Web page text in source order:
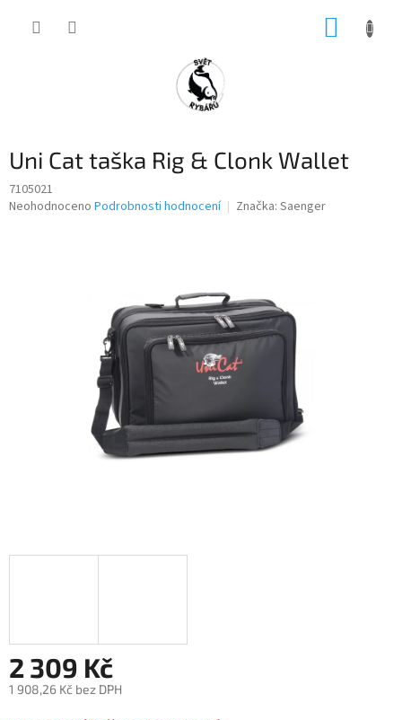
Uni Cat taška Rig & Clonk Wallet
7105021
Průměrné
Neohodnoceno Podrobnosti hodnocení Značka: Saenger
2 309 Kč
1 908,26 Kč bez DPH